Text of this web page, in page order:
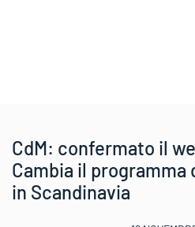
CdM: confermato il
Cambia il programma
in Scandinavia